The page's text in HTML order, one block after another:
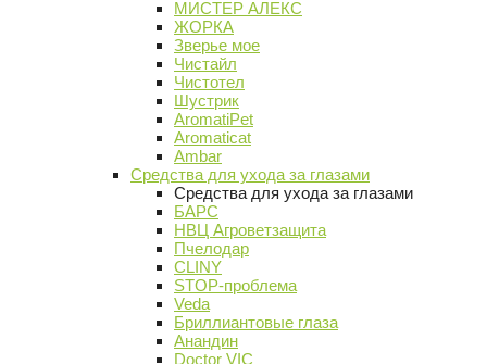
МИСТЕР АЛЕКС
ЖОРКА
Зверье мое
Чистайл
Чистотел
Шустрик
AromatiPet
Aromaticat
Ambar
Средства для ухода за глазами
Средства для ухода за глазами
БАРС
НВЦ Агроветзащита
Пчелодар
CLINY
STOP-проблема
Veda
Бриллиантовые глаза
Анандин
Doctor VIC